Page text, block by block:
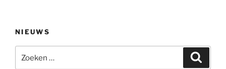
NIEUWS
naar: